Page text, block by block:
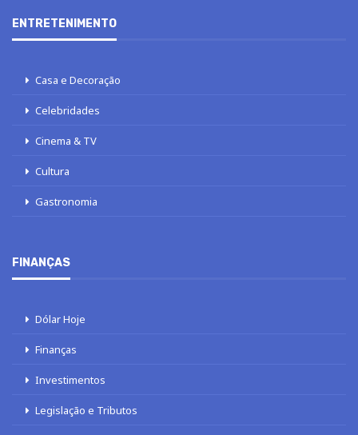
ENTRETENIMENTO
Casa e Decoração
Celebridades
Cinema & TV
Cultura
Gastronomia
FINANÇAS
Dólar Hoje
Finanças
Investimentos
Legislação e Tributos